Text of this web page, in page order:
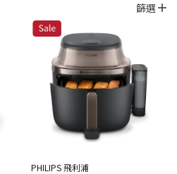
篩選
PHILIPS 飛利浦